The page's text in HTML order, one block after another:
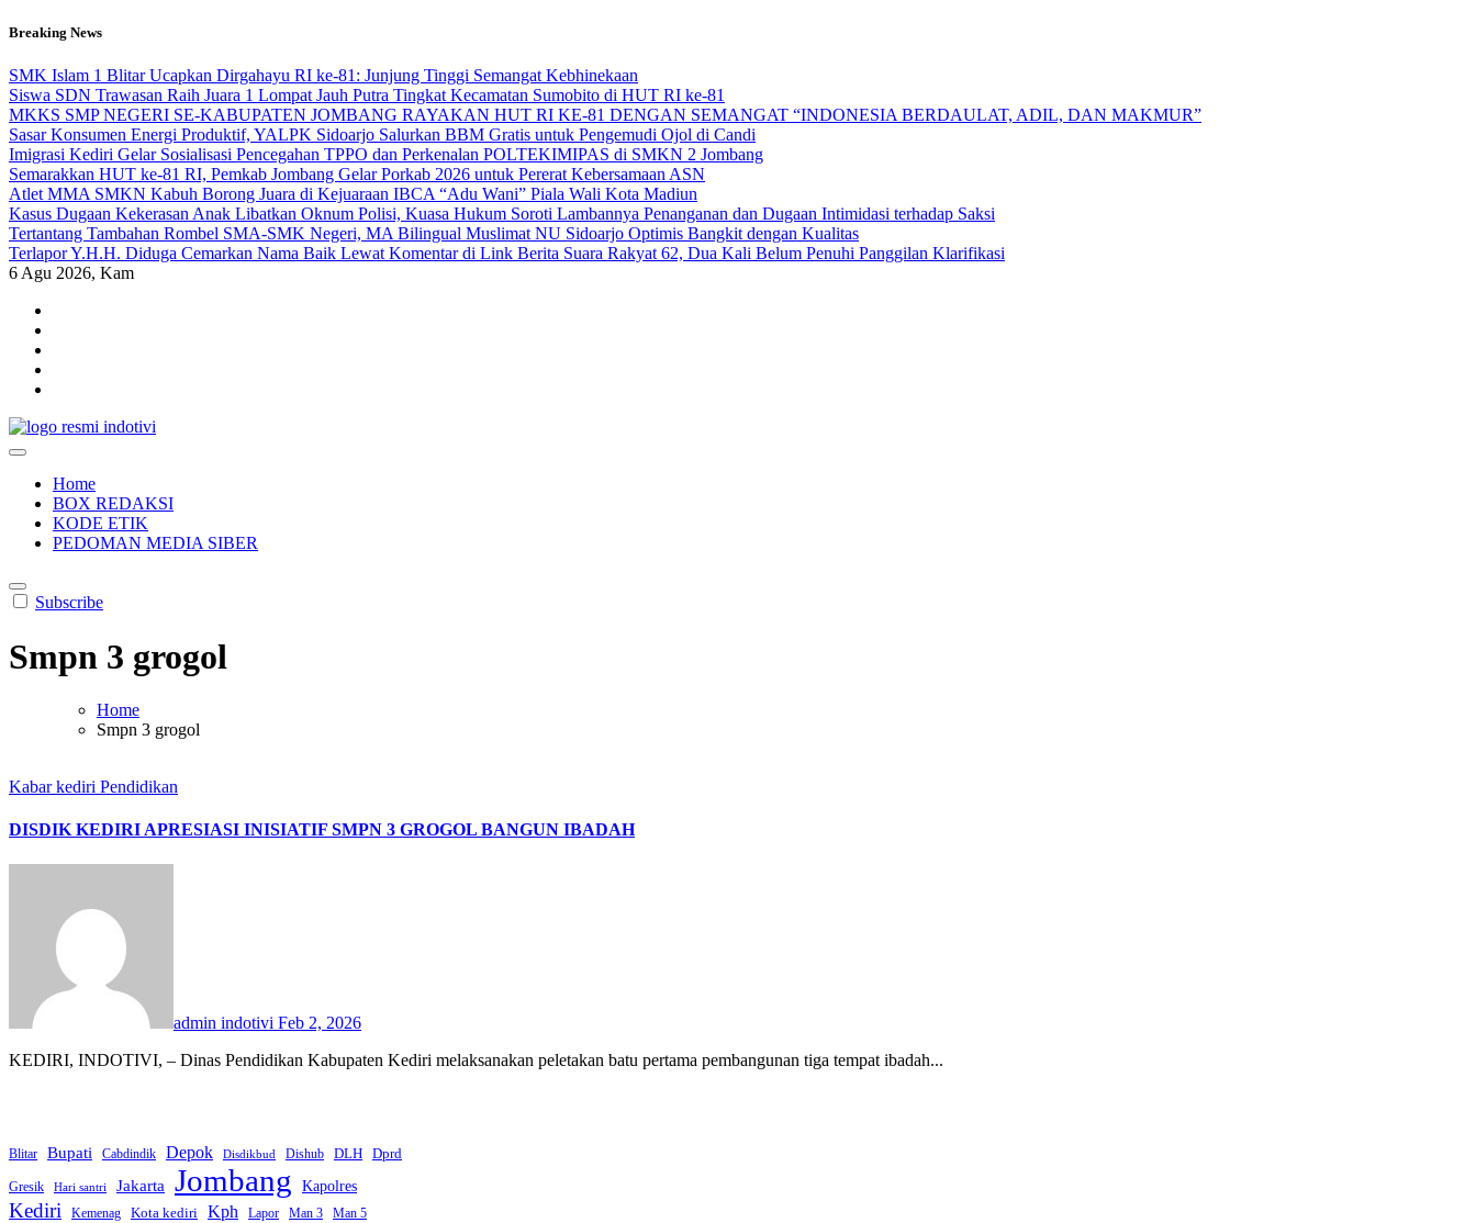
Skip
content
Breaking News
SMK Islam 1 Blitar Ucapkan Dirgahayu RI ke-81: Junjung Tinggi Semangat Kebhinekaan
Siswa SDN Trawasan Raih Juara 1 Lompat Jauh Putra Tingkat Kecamatan Sumobito di HUT RI ke-81
MKKS SMP NEGERI SE-KABUPATEN JOMBANG RAYAKAN HUT RI KE-81 DENGAN SEMANGAT “INDONESIA BERDAULAT, ADIL, DAN MAKMUR”
Sasar Konsumen Energi Produktif, YALPK Sidoarjo Salurkan BBM Gratis untuk Pengemudi Ojol di Candi
Imigrasi Kediri Gelar Sosialisasi Pencegahan TPPO dan Perkenalan POLTEKIMIPAS di SMKN 2 Jombang
Semarakkan HUT ke-81 RI, Pemkab Jombang Gelar Porkab 2026 untuk Pererat Kebersamaan ASN
Atlet MMA SMKN Kabuh Borong Juara di Kejuaraan IBCA “Adu Wani” Piala Wali Kota Madiun
Kasus Dugaan Kekerasan Anak Libatkan Oknum Polisi, Kuasa Hukum Soroti Lambannya Penanganan dan Dugaan Intimidasi terhadap Saksi
Tertantang Tambahan Rombel SMA-SMK Negeri, MA Bilingual Muslimat NU Sidoarjo Optimis Bangkit dengan Kualitas
Terlapor Y.H.H. Diduga Cemarkan Nama Baik Lewat Komentar di Link Berita Suara Rakyat 62, Dua Kali Belum Penuhi Panggilan Klarifikasi
6 Agu 2026, Kam
Home
BOX REDAKSI
KODE ETIK
PEDOMAN MEDIA SIBER
Subscribe
Smpn 3 grogol
Home
Smpn 3 grogol
Kabar kediri Pendidikan
DISDIK KEDIRI APRESIASI INISIATIF SMPN 3 GROGOL BANGUN IBADAH
admin indotivi Feb 2, 2026
KEDIRI, INDOTIVI, – Dinas Pendidikan Kabupaten Kediri melaksanakan peletakan batu pertama pembangunan tiga tempat ibadah...
Blitar Bupati Cabdindik Depok Disdikbud Dishub DLH Dprd
Gresik Hari santri Jakarta Jombang Kapolres
Kediri Kemenag Kota kediri Kph Lapor Man 3 Man 5